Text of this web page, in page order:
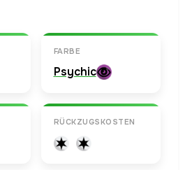
FARBE
Psychic
RÜCKZUGSKOSTEN